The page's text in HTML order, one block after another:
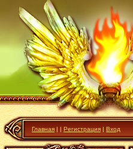
Главная | | Регистрация | Вход